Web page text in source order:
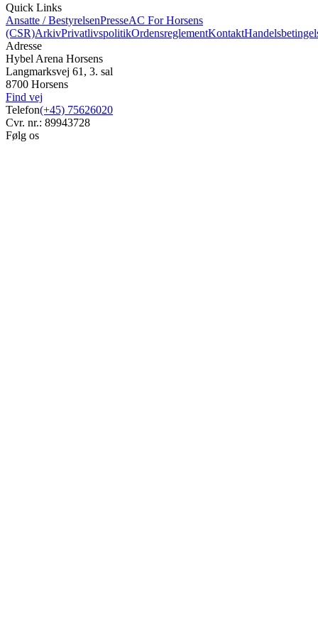
Quick Links
Ansatte / BestyrelsenPresseAC For Horsens
(CSR)ArkivPrivatlivspolitikOrdensreglementKontakt
Adresse
Hybel Arena Horsens
Langmarksvej 61, 3. sal
8700 Horsens
Find vej
Telefon(+45) 75626020
Cvr. nr.: 89943728
Følg os